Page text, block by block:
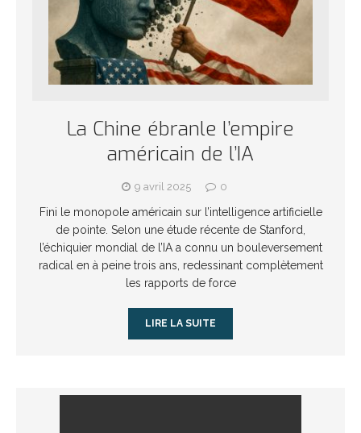
La Chine ébranle l’empire
américain de l’IA
9 avril 2025 0
Fini le monopole américain sur l’intelligence artificielle
de pointe. Selon une étude récente de Stanford,
l’échiquier mondial de l’IA a connu un bouleversement
radical en à peine trois ans, redessinant complètement
les rapports de force
LIRE LA SUITE